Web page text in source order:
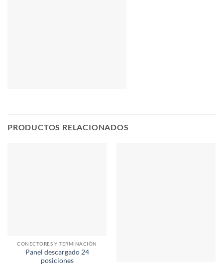
PRODUCTOS RELACIONADOS
CONECTORES Y TERMINACIÓN
Panel descargado 24
posiciones